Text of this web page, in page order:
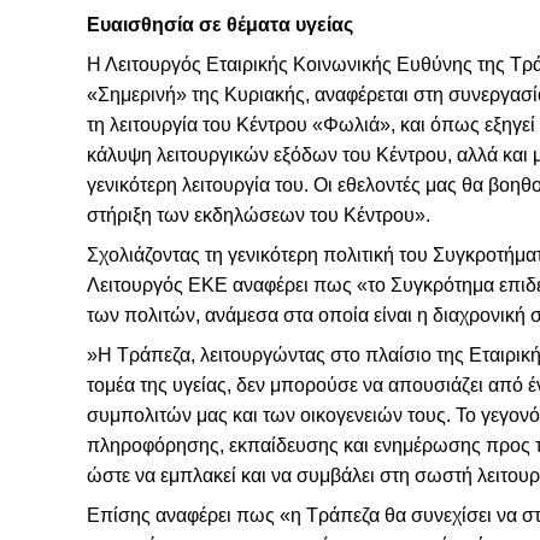
Ευαισθησία σε θέματα υγείας
Η Λειτουργός Εταιρικής Κοινωνικής Ευθύνης της
«Σημερινή» της Κυριακής, αναφέρεται στη
τη λειτουργία του Κέντρου «Φωλιά», και όπως
κάλυψη λειτουργικών εξόδων του Κέντρου, αλλά
γενικότερη λειτουργία του. Οι εθελοντές μας θα
στήριξη των εκδηλώσεων του Κέντρου».
Σχολιάζοντας τη γενικότερη πολιτική του
Λειτουργός ΕΚΕ αναφέρει πως «το Συγκρότημα
των πολιτών, ανάμεσα στα οποία είναι η
»Η Τράπεζα, λειτουργώντας στο πλαίσιο της
τομέα της υγείας, δεν μπορούσε να απουσιάζει από
συμπολιτών μας και των οικογενειών τους. Το
πληροφόρησης, εκπαίδευσης και ενημέρωσης προς
ώστε να εμπλακεί και να συμβάλει στη σωστή
Επίσης αναφέρει πως «η Τράπεζα θα συνεχίσει να